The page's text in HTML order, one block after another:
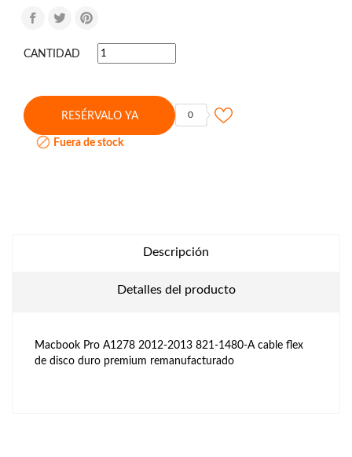
CANTIDAD
RESÉRVALO YA 0
 Fuera de stock
Descripción
Detalles del producto
Macbook Pro A1278 2012-2013 821-1480-A cable flex
de disco duro premium remanufacturado